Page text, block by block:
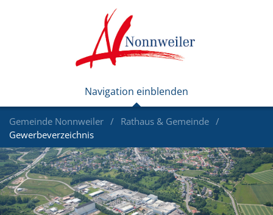
Gemeinde Nonnweiler
Rathaus & Gemeinde
Gewerbeverzeichnis